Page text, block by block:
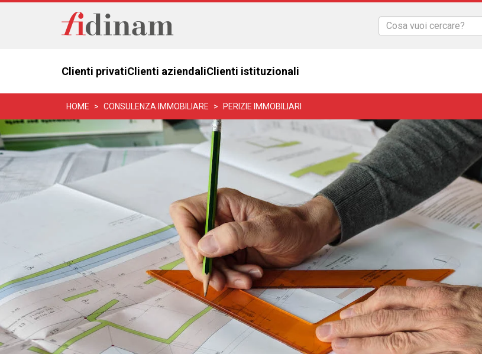
Clienti privatiClienti aziendaliClienti istituzionali
HOME CONSULENZA IMMOBILIARE PERIZIE IMMOBILIARI